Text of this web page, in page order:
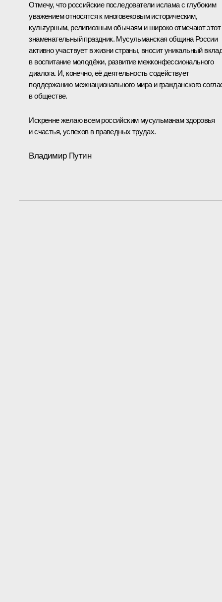
Отмечу, что российские последователи ислама с глубоким
уважением относятся к многовековым историческим,
культурным, религиозным обычаям и широко отмечают этот
знаменательный праздник. Мусульманская община России
активно участвует в жизни страны, вносит уникальный
в воспитание молодёжи, развитие межконфессионального
диалога. И, конечно, её деятельность содействует
поддержанию межнационального мира и гражданского
в обществе.
Искренне желаю всем российским мусульманам здоровья
и счастья, успехов в праведных трудах.
Владимир Путин